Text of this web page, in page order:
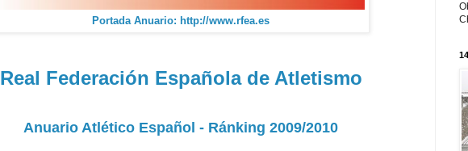
Portada Anuario: http://www.rfea.es
Real Federación Española de Atletismo
Anuario Atlético Español - Ránking 2009/2010